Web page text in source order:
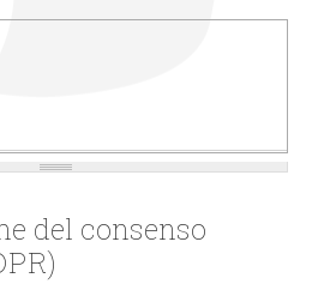
del consenso